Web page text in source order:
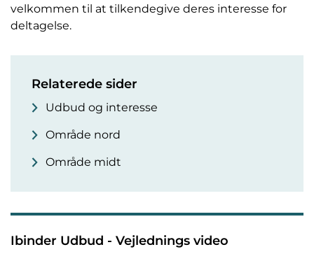
velkommen til at tilkendegive deres interesse for
deltagelse.
Relaterede sider
Udbud og interesse
Område nord
Område midt
Ibinder Udbud - Vejlednings video